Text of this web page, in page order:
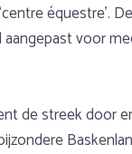
voor
de streek